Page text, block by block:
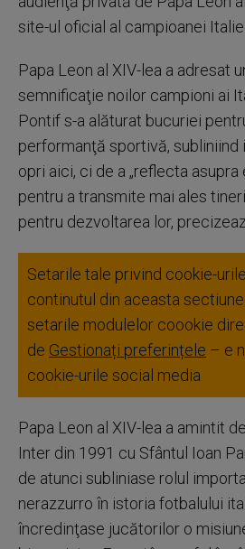
site-ul oficial al campioanei
Papa Leon al XIV-lea a adresat
semnificaţie noilor campioni ai
Pontif s-a alăturat bucuriei
performanţă sportivă, subliniind
opri aici, ci de a „reflecta
pentru a transmite mai ales
pentru dezvoltarea lor,
Setarile tale privind cookie-
continutul din aceasta
setarile modulelor coookie
de Gestionați preferințele – e
cookie-urile social media
Papa Leon al XIV-lea a amintit
Inter din 1991 cu Sfântul Ioan
de atunci subliniase rolul
nerazzurro în istoria fotbalului
încredinţase jucătorilor o